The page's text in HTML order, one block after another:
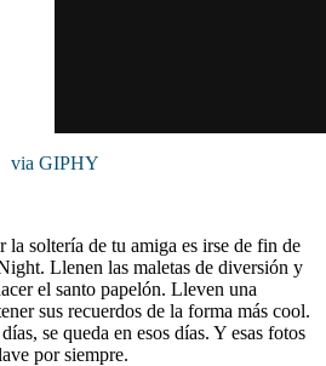
via GIPHY
la soltería de tu amiga es irse de fin de
Llenen las maletas de diversión y
el santo papelón. Lleven una
sus recuerdos de la forma más cool.
se queda en esos días. Y esas fotos
por siempre.